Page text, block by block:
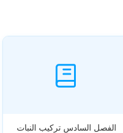
الفصل السادس تركيب النبات